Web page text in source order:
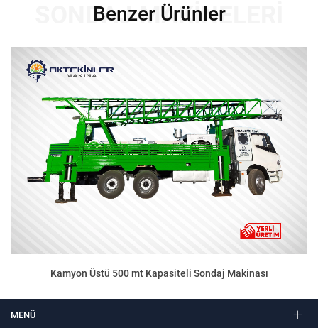
Benzer Ürünler
SONDAJ MAKINELERI
Kamyon Üstü 500 mt Kapasiteli Sondaj Makinası
MENÜ